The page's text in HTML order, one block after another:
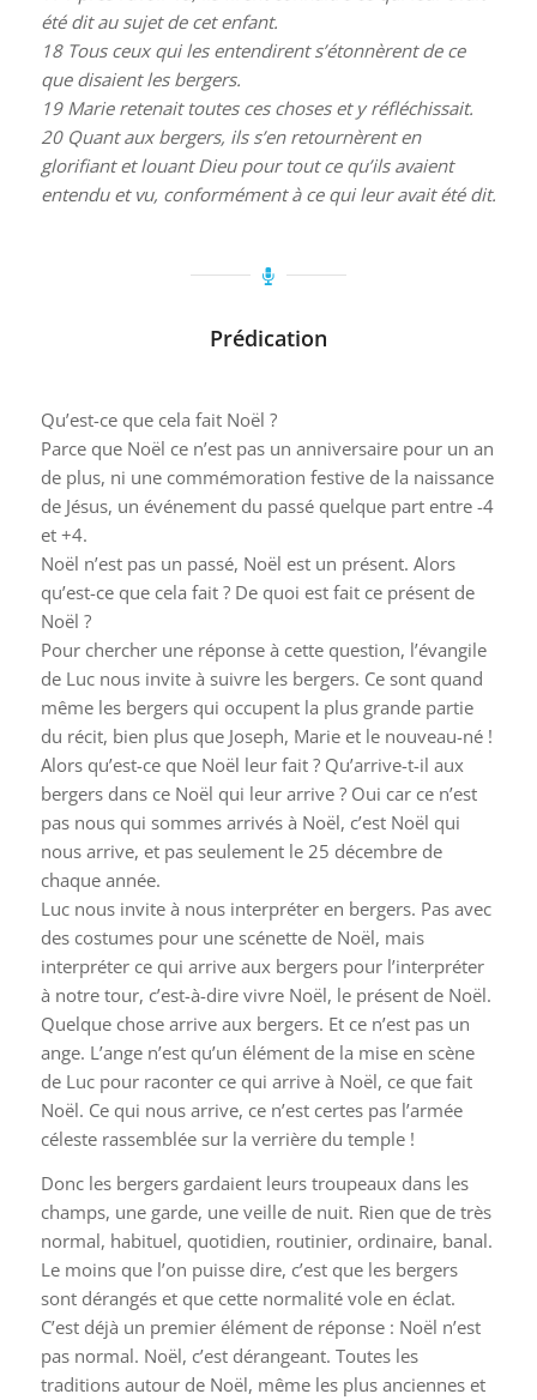
été dit au sujet de cet enfant.
18 Tous ceux qui les entendirent s’étonnèrent de ce
que disaient les bergers.
19 Marie retenait toutes ces choses et y réfléchissait.
20 Quant aux bergers, ils s’en retournèrent en
glorifiant et louant Dieu pour tout ce qu’ils avaient
entendu et vu, conformément à ce qui leur avait été dit.
Prédication
Qu’est-ce que cela fait Noël ?
Parce que Noël ce n’est pas un anniversaire pour un an
de plus, ni une commémoration festive de la naissance
de Jésus, un événement du passé quelque part entre -4
et +4.
Noël n’est pas un passé, Noël est un présent. Alors
qu’est-ce que cela fait ? De quoi est fait ce présent de
Noël ?
Pour chercher une réponse à cette question, l’évangile
de Luc nous invite à suivre les bergers. Ce sont quand
même les bergers qui occupent la plus grande partie
du récit, bien plus que Joseph, Marie et le nouveau-né !
Alors qu’est-ce que Noël leur fait ? Qu’arrive-t-il aux
bergers dans ce Noël qui leur arrive ? Oui car ce n’est
pas nous qui sommes arrivés à Noël, c’est Noël qui
nous arrive, et pas seulement le 25 décembre de
chaque année.
Luc nous invite à nous interpréter en bergers. Pas avec
des costumes pour une scénette de Noël, mais
interpréter ce qui arrive aux bergers pour l’interpréter
à notre tour, c’est-à-dire vivre Noël, le présent de Noël.
Quelque chose arrive aux bergers. Et ce n’est pas un
ange. L’ange n’est qu’un élément de la mise en scène
de Luc pour raconter ce qui arrive à Noël, ce que fait
Noël. Ce qui nous arrive, ce n’est certes pas l’armée
céleste rassemblée sur la verrière du temple !
Donc les bergers gardaient leurs troupeaux dans les
champs, une garde, une veille de nuit. Rien que de très
normal, habituel, quotidien, routinier, ordinaire, banal.
Le moins que l’on puisse dire, c’est que les bergers
sont dérangés et que cette normalité vole en éclat.
C’est déjà un premier élément de réponse : Noël n’est
pas normal. Noël, c’est dérangeant. Toutes les
traditions autour de Noël, même les plus anciennes et